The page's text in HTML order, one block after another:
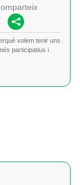
volem tenir uns
participatius i